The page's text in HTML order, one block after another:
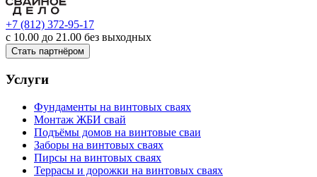
+7 (812) 372-95-17
с 10.00 до 21.00 без выходных
Стать партнёром
Услуги
Фундаменты на винтовых сваях
Монтаж ЖБИ свай
Подъёмы домов на винтовые сваи
Заборы на винтовых сваях
Пирсы на винтовых сваях
Террасы и дорожки на винтовых сваях